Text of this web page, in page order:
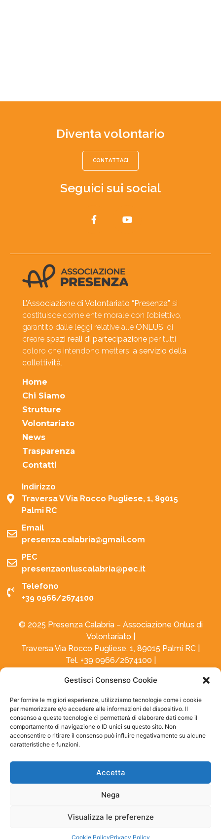
Gestisci Consenso Cookie
Per fornire le migliori esperienze, utilizziamo tecnologie come i cookie
per memorizzare e/o accedere alle informazioni del dispositivo. Il
consenso a queste tecnologie ci permetterà di elaborare dati come il
comportamento di navigazione o ID unici su questo sito. Non
acconsentire o ritirare il consenso può influire negativamente su alcune
caratteristiche e funzioni.
Accetta
Nega
Visualizza le preferenze
Cookie PolicyPrivacy Policy
Diventa volontario
CONTATTACI
Seguici sui social
L’Associazione di Volontariato “Presenza” si
costituisce come ente morale con l’obiettivo,
garantito dalle leggi relative alle ONLUS, di
creare spazi reali di partecipazione per tutti
coloro che intendono mettersi a servizio della
collettività.
Home
Chi Siamo
Strutture
Volontariato
News
Trasparenza
Contatti
Indirizzo
Traversa V Via Rocco Pugliese, 1, 89015
Palmi RC
Email
presenza.calabria@gmail.com
PEC
presenzaonluscalabria@pec.it
Telefono
+39 0966/2674100
© 2025 Presenza Calabria – Associazione Onlus di
Volontariato |
Traversa Via Rocco Pugliese, 1, 89015 Palmi RC
Tel. +39 0966/2674100
P.I. 91002300803 |Tutela e Privacy|Certificazione
di Sistema di Gestione| Cookie Policy
Portale
Whistleblowing
Designed bybe2be–Realizzazione Siti Web Torino